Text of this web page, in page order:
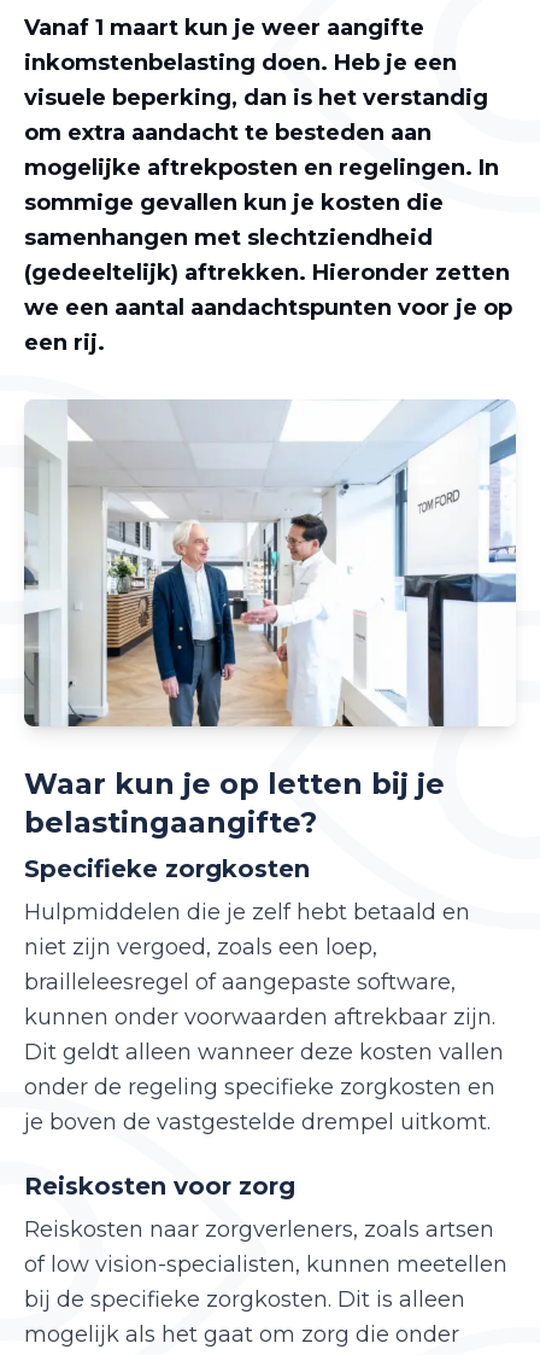
Vanaf 1 maart kun je weer aangifte
inkomstenbelasting doen. Heb je een
visuele beperking, dan is het verstandig
om extra aandacht te besteden aan
mogelijke aftrekposten en regelingen. In
sommige gevallen kun je kosten die
samenhangen met slechtziendheid
(gedeeltelijk) aftrekken. Hieronder zetten
we een aantal aandachtspunten voor je op
een rij.
Waar kun je op letten bij je
belastingaangifte?
Specifieke zorgkosten
Hulpmiddelen die je zelf hebt betaald en
niet zijn vergoed, zoals een loep,
brailleleesregel of aangepaste software,
kunnen onder voorwaarden aftrekbaar zijn.
Dit geldt alleen wanneer deze kosten vallen
onder de regeling specifieke zorgkosten en
je boven de vastgestelde drempel uitkomt.
Reiskosten voor zorg
Reiskosten naar zorgverleners, zoals artsen
of low vision-specialisten, kunnen meetellen
bij de specifieke zorgkosten. Dit is alleen
mogelijk als het gaat om zorg die onder